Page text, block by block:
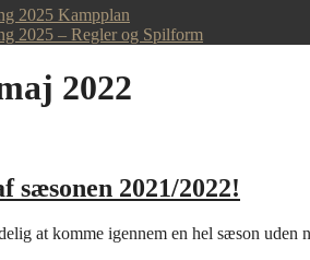
2025 Kampplan
2025 – Regler og Spilform
2022
sæsonen 2021/2022!
at komme igennem en hel sæson